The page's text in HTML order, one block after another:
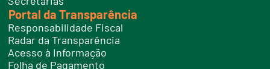
Portal da Transparência
Responsabilidade Fiscal
Radar da Transparência
Acesso à Informação
Folha de Pagamento